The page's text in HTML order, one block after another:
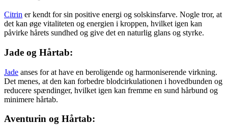
Citrin er kendt for sin positive energi og solskinsfarve. Nogle tror, at
det kan øge vitaliteten og energien i kroppen, hvilket igen kan
påvirke hårets sundhed og give det en naturlig glans og styrke.
Jade og Hårtab:
Jade anses for at have en beroligende og harmoniserende virkning.
Det menes, at den kan forbedre blodcirkulationen i hovedbunden og
reducere spændinger, hvilket igen kan fremme en sund hårbund og
minimere hårtab.
Aventurin og Hårtab: